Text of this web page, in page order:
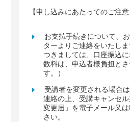
【申し込みにあたってのご注意
お支払手続きについて、
ターよりご連絡をいたし
つきましては、口座振込
数料は、申込者様負担と
す。）
受講者を変更される場合
連絡の上、受講キャンセ
変更届」を電子メール又
さい。